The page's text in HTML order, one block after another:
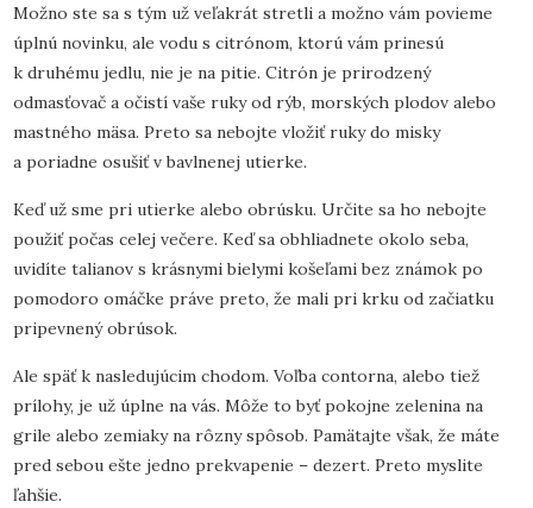
Možno ste sa s tým už veľakrát stretli a možno vám povieme
úplnú novinku, ale vodu s citrónom, ktorú vám prinesú
k druhému jedlu, nie je na pitie. Citrón je prirodzený
odmasťovač a očistí vaše ruky od rýb, morských plodov alebo
mastného mäsa. Preto sa nebojte vložiť ruky do misky
a poriadne osušiť v bavlnenej utierke.
Keď už sme pri utierke alebo obrúsku. Určite sa ho nebojte
použiť počas celej večere. Keď sa obhliadnete okolo seba,
uvidíte talianov s krásnymi bielymi košeľami bez známok po
pomodoro omáčke práve preto, že mali pri krku od začiatku
pripevnený obrúsok.
Ale späť k nasledujúcim chodom. Voľba contorna, alebo tiež
prílohy, je už úplne na vás. Môže to byť pokojne zelenina na
grile alebo zemiaky na rôzny spôsob. Pamätajte však, že máte
pred sebou ešte jedno prekvapenie – dezert. Preto myslite
ľahšie.